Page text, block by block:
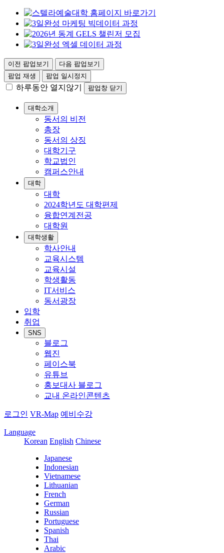
이전 팝업보기
다음 팝업보기
팝업 재생
팝업 일시정지
하루동안 열지않기 팝업창 닫기
대학소개
동서의 비전
총장
동서의 상징
대학기구
학교법인
캠퍼스안내
대학
대학
2024학년도 대학편제
융합연계전공
대학원
대학생활
학사안내
교육시스템
교육시설
학생활동
IT서비스
동서광장
입학
취업
SNS
블로그
웹진
페이스북
유튜브
홍보대사 블로그
교내 온라인콘텐츠
로그인 VR-Map 예비수강
Language
Korean English Chinese
Japanese
Indonesian
Vietnamese
Lithuanian
French
German
Russian
Portuguese
Spanish
Thai
Arabic